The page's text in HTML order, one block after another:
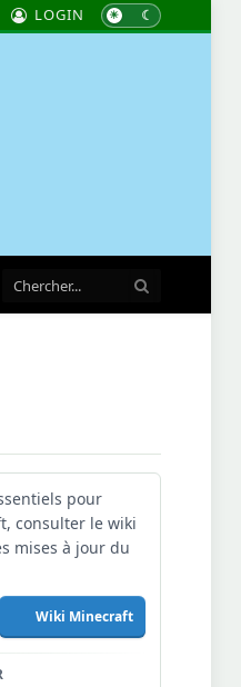
LOGIN
pour
consulter le wiki
mises à jour du
Wiki Minecraft